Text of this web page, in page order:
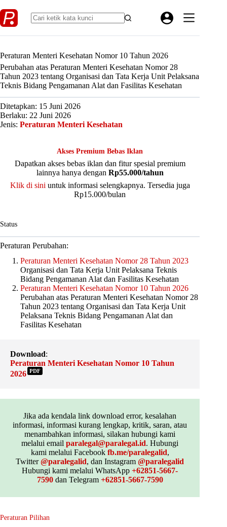
to
content
Peraturan Menteri Kesehatan Nomor 10 Tahun 2026
Perubahan atas Peraturan Menteri Kesehatan Nomor 28
Tahun 2023 tentang Organisasi dan Tata Kerja Unit Pelaksana
Teknis Bidang Pengamanan Alat dan Fasilitas Kesehatan
Ditetapkan: 15 Juni 2026
Berlaku: 22 Juni 2026
Jenis: Peraturan Menteri Kesehatan
Akses Premium Bebas Iklan
Dapatkan akses bebas iklan dan fitur spesial premium
lainnya hanya dengan Rp55.000/tahun
Klik di sini untuk informasi selengkapnya. Tersedia juga
Rp15.000/bulan
Status
Peraturan Perubahan:
Peraturan Menteri Kesehatan Nomor 28 Tahun 2023
Organisasi dan Tata Kerja Unit Pelaksana Teknis
Bidang Pengamanan Alat dan Fasilitas Kesehatan
Peraturan Menteri Kesehatan Nomor 10 Tahun 2026
Perubahan atas Peraturan Menteri Kesehatan Nomor 28
Tahun 2023 tentang Organisasi dan Tata Kerja Unit
Pelaksana Teknis Bidang Pengamanan Alat dan
Fasilitas Kesehatan
Download:
Peraturan Menteri Kesehatan Nomor 10 Tahun
2026 PDF
Jika ada kendala link download error, kesalahan
informasi, informasi kurang lengkap, kritik, saran, atau
menambahkan informasi, silakan hubungi kami
melalui emailparalegal@paralegal.id. Hubungi
kami melalui Facebook fb.me/paralegalid,
Twitter@paralegalid, dan Instagram@paralegalid
Hubungi kami melalui WhatsApp+62851-5667-
7590dan Telegram +62851-5667-7590
Peraturan Pilihan